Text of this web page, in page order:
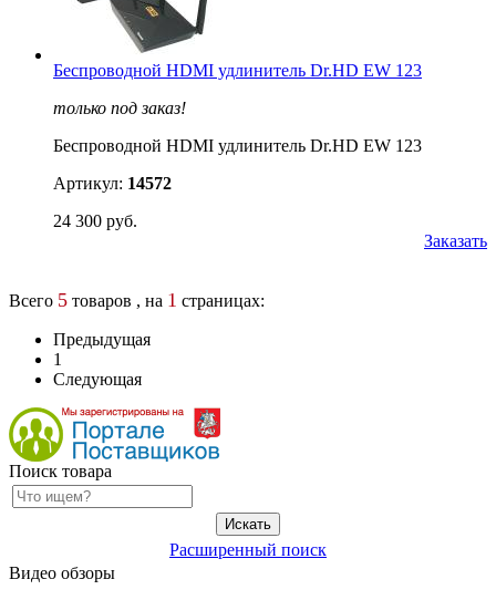
Беспроводной HDMI удлинитель Dr.HD EW 123
только под заказ!
Беспроводной HDMI удлинитель Dr.HD EW 123
Артикул: 14572
24 300 руб.
Заказать
Всего 5 товаров , на 1 страницах:
Предыдущая
1
Следующая
Поиск товара
Расширенный поиск
Видео обзоры